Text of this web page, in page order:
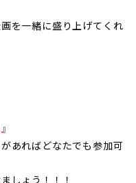
を一緒に盛り上げてくれ
があればどなたでも参加可
しょう！！！